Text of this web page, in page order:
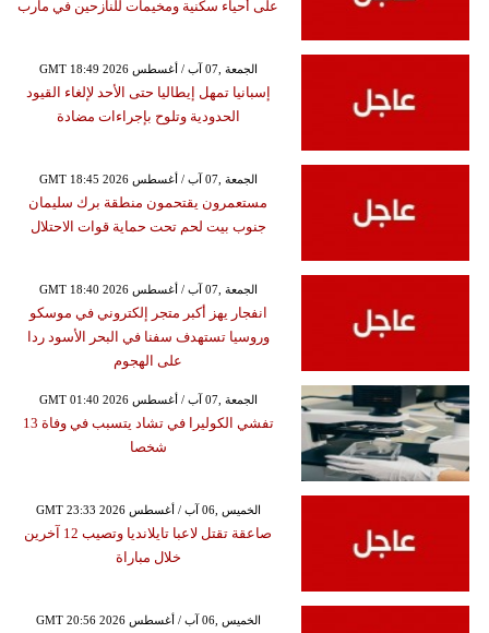
على أحياء سكنية ومخيمات للنازحين في مأرب
GMT 18:49 2026 الجمعة ,07 آب / أغسطس
إسبانيا تمهل إيطاليا حتى الأحد لإلغاء القيود
الحدودية وتلوح بإجراءات مضادة
GMT 18:45 2026 الجمعة ,07 آب / أغسطس
مستعمرون يقتحمون منطقة برك سليمان
جنوب بيت لحم تحت حماية قوات الاحتلال
GMT 18:40 2026 الجمعة ,07 آب / أغسطس
انفجار يهز أكبر متجر إلكتروني في موسكو
وروسيا تستهدف سفنا في البحر الأسود ردا
على الهجوم
GMT 01:40 2026 الجمعة ,07 آب / أغسطس
تفشي الكوليرا في تشاد يتسبب في وفاة 13
شخصا
GMT 23:33 2026 الخميس ,06 آب / أغسطس
صاعقة تقتل لاعبا تايلانديا وتصيب 12 آخرين
خلال مباراة
GMT 20:56 2026 الخميس ,06 آب / أغسطس